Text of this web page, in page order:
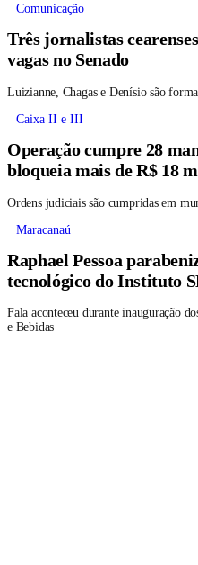
Comunicação
Três jornalistas
vagas no Senado
Luizianne, Chagas e Denísio são
Caixa II e III
Operação cumpre 28
bloqueia mais de R$ 18
Ordens judiciais são cumpridas em
Maracanaú
Raphael Pessoa
tecnológico do Instituto
Fala aconteceu durante inauguração
e Bebidas